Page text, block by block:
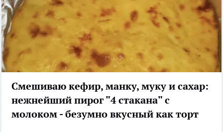
Смешиваю кефир, манку, муку и сахар:
нежнейший пирог "4 стакана" с
молоком - безумно вкусный как торт